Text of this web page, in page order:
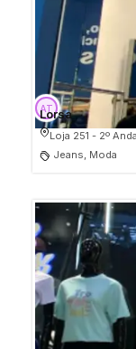
Lorsa
Loja 251 - 2º
Jeans, Moda